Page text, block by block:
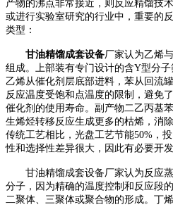
产物的沸点非常接近，则反应精馏技
或进行实验室研究的行业中，重要的
类型：
甘油精馏成套设备厂家认为乙烯
组成。上部装有专门设计的含Y型分子
乙烯从催化剂层底部进料，苯从回流
反应温度受饱和点温度的限制，避免
催化剂的使用寿命。副产物二乙丙基
生烯烃转移反应生成更多的枯烯，消
传统工艺相比，光盘工艺节能50%，
性和选择性差异很大，因此有必要开
甘油精馏成套设备厂家认为反应
分子，因为精确的温度控制和反应段
二聚体、三聚体或聚合物的形成。丁